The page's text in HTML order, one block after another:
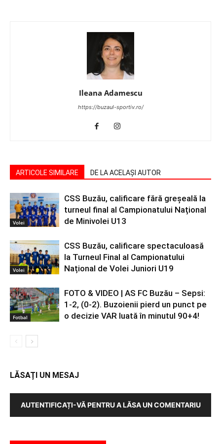
Ileana Adamescu
https://buzaul-sportiv.ro/
ARTICOLE SIMILARE DE LA ACELAȘI AUTOR
Volei
CSS Buzău, calificare fără greșeală la
turneul final al Campionatului Național
de Minivolei U13
Volei
CSS Buzău, calificare spectaculoasă
la Turneul Final al Campionatului
Național de Volei Juniori U19
Fotbal
FOTO & VIDEO | AS FC Buzău – Sepsi:
1-2, (0-2). Buzoienii pierd un punct pe
o decizie VAR luată în minutul 90+4!
LĂSAȚI UN MESAJ
AUTENTIFICAȚI-VĂ PENTRU A LĂSA UN COMENTARIU